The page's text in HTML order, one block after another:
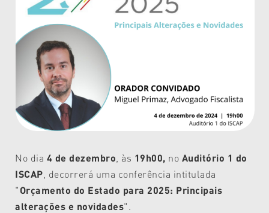
No dia 4 de dezembro , às 19h00, no Auditório 1 do
ISCAP , decorrerá uma conferência intitulada
"Orçamento do Estado para 2025: Principais
alterações e novidades".